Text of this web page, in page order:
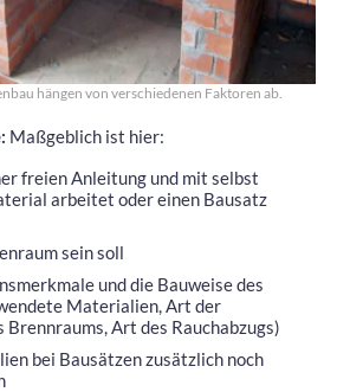
hängen von verschiedenen Faktoren ab.
Maßgeblich ist hier:
freien Anleitung und mit selbst
arbeitet oder einen Bausatz
sein soll
und die Bauweise des
Materialien, Art der
Brennraums, Art des Rauchabzugs)
bei Bausätzen zusätzlich noch